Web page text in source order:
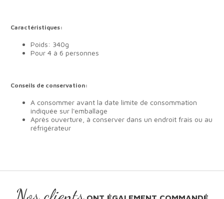
Caractéristiques:
Poids: 340g
Pour 4 à 6 personnes
Conseils de conservation:
A consommer avant la date limite de consommation
indiquée sur l'emballage
Après ouverture, à conserver dans un endroit frais ou au
réfrigérateur